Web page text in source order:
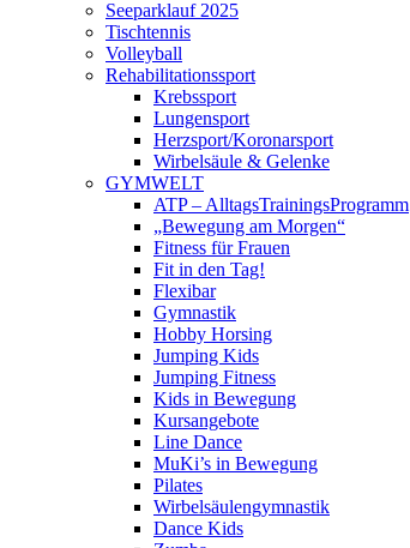
Seeparklauf 2025
Tischtennis
Volleyball
Rehabilitationssport
Krebssport
Lungensport
Herzsport/Koronarsport
Wirbelsäule & Gelenke
GYMWELT
ATP – AlltagsTrainingsProgramm
„Bewegung am Morgen“
Fitness für Frauen
Fit in den Tag!
Flexibar
Gymnastik
Hobby Horsing
Jumping Kids
Jumping Fitness
Kids in Bewegung
Kursangebote
Line Dance
MuKi’s in Bewegung
Pilates
Wirbelsäulengymnastik
Dance Kids